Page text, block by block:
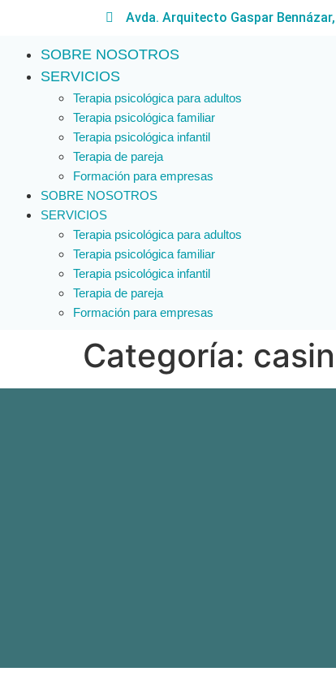
Avda. Arquitecto Gaspar
SOBRE NOSOTROS
SERVICIOS
Terapia psicológica para adultos
Terapia psicológica familiar
Terapia psicológica infantil
Terapia de pareja
Formación para empresas
SOBRE NOSOTROS
SERVICIOS
Terapia psicológica para adultos
Terapia psicológica familiar
Terapia psicológica infantil
Terapia de pareja
Formación para empresas
Categoría: